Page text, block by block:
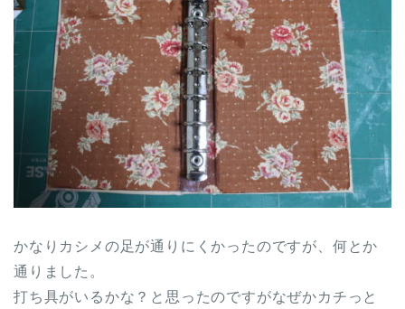
かなりカシメの足が通りにくかったのですが、何とか
通りました。
打ち具がいるかな？と思ったのですがなぜかカチっと